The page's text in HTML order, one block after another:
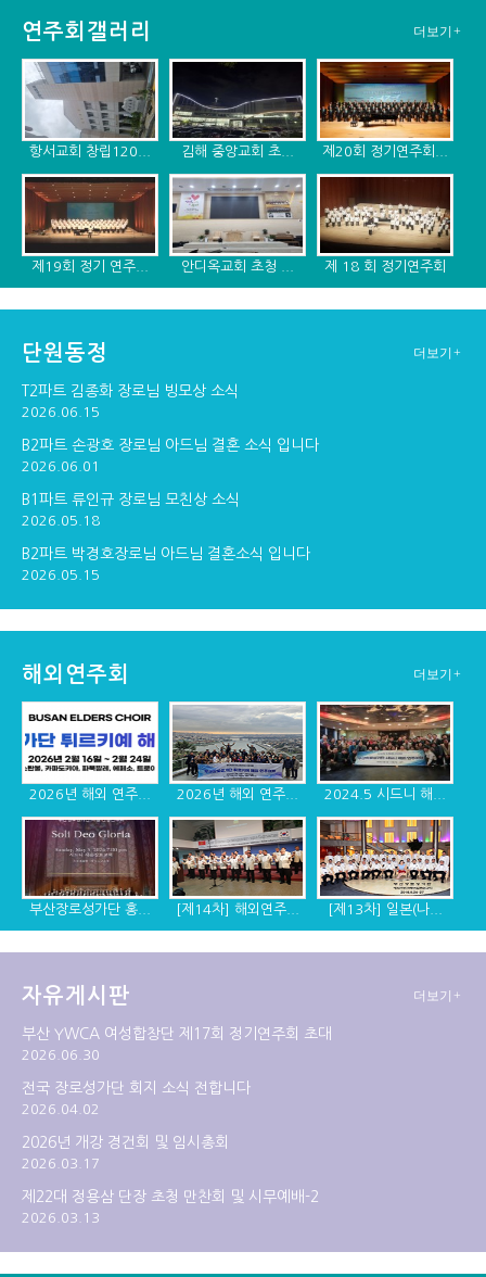
연주회갤러리 더보기+
항서교회 창립120... 김해 중앙교회 초... 제20회 정기연주회...
제19회 정기 연주... 안디옥교회 초청 ... 제 18 회 정기연주회
구포교회 연주 창단30주년기념 순...
창단 30주년 기념 ...
단원동정 더보기+
T2파트 김종화 장로님 빙모상 소식
2026.06.15
B2파트 손광호 장로님 아드님 결혼 소식 입니다
2026.06.01
B1파트 류인규 장로님 모친상 소식
2026.05.18
B2파트 박경호장로님 아드님 결혼소식 입니다
2026.05.15
해외연주회 더보기+
2026년 해외 연주... 2026년 해외 연주... 2024.5 시드니 해...
부산장로성가단 홍... [제14차] 해외연주... [제13차] 일본(나...
[제12차] 2014년 ... [제11차] 미국 디... [제10차] 캐나다, ...
자유게시판 더보기+
부산 YWCA 여성합창단 제17회 정기연주회 초대
2026.06.30
전국 장로성가단 회지 소식 전합니다
2026.04.02
2026년 개강 경건회 및 임시총회
2026.03.17
제22대 정용삼 단장 초청 만찬회 및 시무예배-2
2026.03.13